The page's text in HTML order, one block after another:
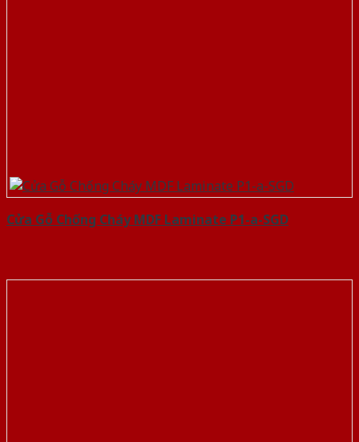
Cửa Gỗ Chống Cháy MDF Laminate P1-a-SGD